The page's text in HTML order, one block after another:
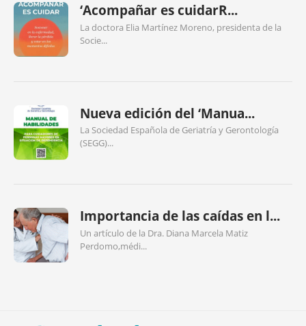
‘Acompañar es cuidarR...
La doctora Elia Martínez Moreno, presidenta de la
Socie...
Nueva edición del ‘Manua...
La Sociedad Española de Geriatría y Gerontología
(SEGG)...
Importancia de las caídas en l...
Un artículo de la Dra. Diana Marcela Matiz
Perdomo,médi...